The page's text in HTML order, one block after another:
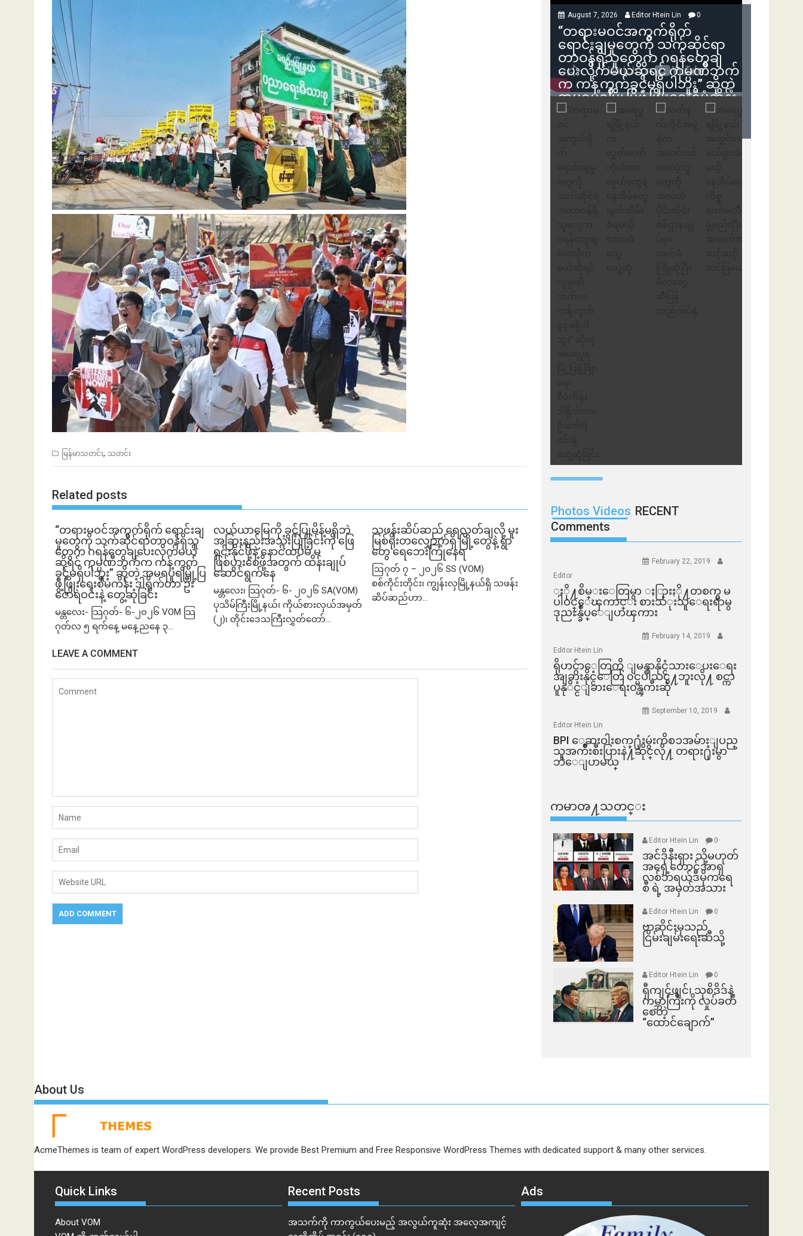
မြန်မာသတင်း, သတင်း
Related posts
“တရားမဝင်အကွက်ရိုက် ရောင်းချ
မှုတွေကို သက်ဆိုင်ရာတာဝန်ရှိသူ
တွေက ဂရန်တွေချပေးလိုက်မယ်
ဆိုရင် ကုမ္ပဏီဘက်က ကန့်ကွက်
ခွင့်မရှိပါဘူး” ဆိုတဲ့ အမရပူရမြို့ပြ
ဖွံ့ဖြိုးရေးစီမံကိန်း ဒါရိုက်တာ ဦး
ဇော်ရဲဝင်းနဲ့ တွေ့ဆုံခြင်း
မန္တလေး- သြဂုတ်- ၆-၂၀၂၆ VOM သြ
ဂုတ်လ ၅ ရက်နေ့ မနေ့ညနေ ၃...
လယ်ယာမြေကို ခွင့်ပြုမိန့်မရှိဘဲ
အခြားနည်းအသုံးပြုခြင်းကို ဖြေ
ရှင်းနိုင်ဖို့နဲ့ နောင်ထပ်မံ မ
ဖြစ်ပွားစေဖို့အတွက် ထိန်းချုပ်
ဆောင်ရွက်နေ
မန္တလေး၊ သြဂုတ်- ၆- ၂၀၂၆ SA(VOM)
ပုသိမ်ကြီးမြို့နယ်၊ ကိုယ်စားလှယ်အမှတ်
(၂)၊ တိုင်းဒေသကြီးလွှတ်တော်...
သဖန်းဆိပ်ဆည် ရေလွှတ်ချလို့ မူး
မြစ်ရိုးတလျှောက်ရှိ မြို့တွေနဲ့ ရွာ
တွေ ရေဘေးကြုံနေရ
ဩဂုတ် ၇ – ၂၀၂၆ SS (VOM)
စစ်ကိုင်းတိုင်း၊ ကျွန်းလှမြို့နယ်ရှိ သဖန်း
ဆိပ်ဆည်ဟာ...
LEAVE A COMMENT
August 7, 2026 Editor Htein Lin 0
“တရားမဝင်အကွက်ရိုက်
ရောင်းချမှုတွေကို သက်ဆိုင်ရာ
တာဝန်ရှိသူတွေက ဂရန်တွေချ
ပေးလိုက်မယ်ဆိုရင် ကုမ္ပဏီဘက်
က ကန့်ကွက်ခွင့်မရှိပါဘူး” ဆိုတဲ့
အမရပူရမြို့ပြဖွံ့ဖြိုးရေးစီမံကိန်း
ဒါရိုက်တာ ဦးဇော်ရဲဝင်းနဲ့ တွေ့ဆုံ
Photos Videos RECENT
Comments
February 22, 2019
Editor
ႏို႔စိမ္းေတြမွာ ႏြားႏို႔တစက္မွ မ
ပါဝင္ေၾကာင္း စားသံုးသူေရးရာမွ
ဒုညႊန္ခ်ဳပ္ေျပာၾကား
February 14, 2019
Editor Htein Lin
ရိုဟင္ဂ်ာေတြကို ျမန္မာနိုင္ငံသားေပးေရး
အျခားနိုင္ငံေတြ ၀င္မပါသင္႔ဘူးလို႔ စင္ကာ
ပူနုိင္ငံျခားေရး၀န္ၾကီးဆို
September 10, 2019
Editor Htein Lin
BPI ​ေဆးဝါးစက္​႐ုံးမွဴးကိစၥအမ်ားျပည္​
သူအက်ိဳးစီးပြားနဲ႔ဆိုင္​လို႔ တရား႐ုံးမွာ
ဘဲေျပာမယ္​
ကမာၻ႔သတင္း
Editor Htein Lin 0
အင်ဒိုနီးရှား သို့မဟုတ်
အရှေ့တောင်အာရှ
လစ်ဘရယ်ဒီမိုကရေ
စီ ရဲ့ အမှတ်အသား
Editor Htein Lin 0
ဗာဆိုင်းမှသည်
ငြိမ်းချမ်းရေးဆီသို့
Editor Htein Lin 0
ရှီကျင့်ဖျင်၊ သုစိဒိဒ်နဲ့
ကမ္ဘာကြီးကို လှုပ်ခတ်
စေတဲ့
“ထောင်ချောက်”
About Us
AcmeThemes is team of expert WordPress developers. We provide Best Premium and Free Responsive WordPress Themes with dedicated support & many other services.
Quick Links
About VOM
Recent Posts
အသက်ကို ကာကွယ်ပေးမည့် အလွယ်ကူဆုံး အလေ့အကျင့်
Ads